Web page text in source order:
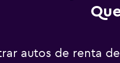
autos de renta